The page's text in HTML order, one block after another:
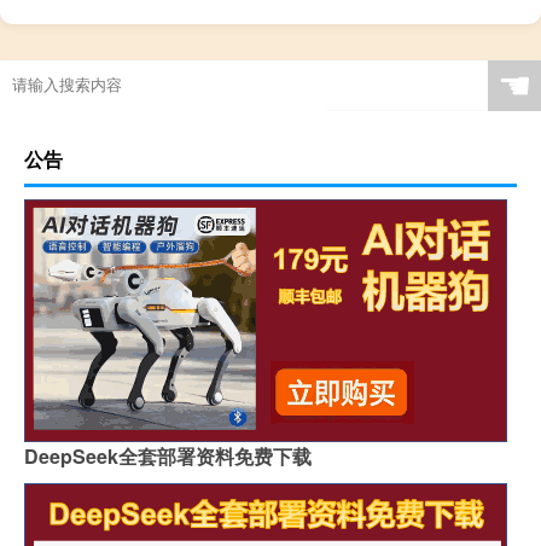
☚
公告
DeepSeek全套部署资料免费下载